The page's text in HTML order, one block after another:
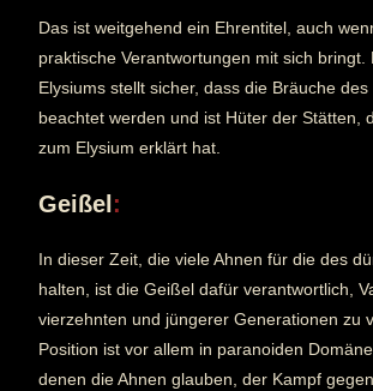
Das ist weitgehend ein Ehrentitel, auch
praktische Verantwortungen mit sich bringt.
Elysiums stellt sicher, dass die Bräuche des
beachtet werden und ist Hüter der Stätten,
zum Elysium erklärt hat.
Geißel :
In dieser Zeit, die viele Ahnen für die des
halten, ist die Geißel dafür verantwortlich,
vierzehnten und jüngerer Generationen zu
Position ist vor allem in paranoiden
denen die Ahnen glauben, der Kampf